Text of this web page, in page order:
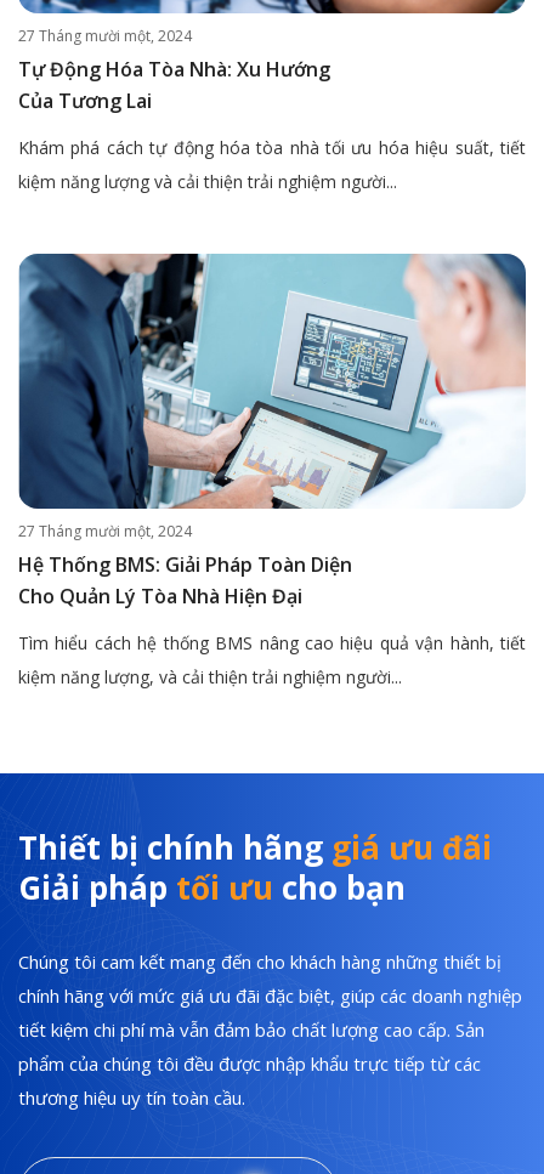
27 Tháng mười một, 2024
Tự Động Hóa Tòa Nhà: Xu Hướng
Của Tương Lai
Khám phá cách tự động hóa tòa nhà tối ưu hóa hiệu suất, tiết
kiệm năng lượng và cải thiện trải nghiệm người...
27 Tháng mười một, 2024
Hệ Thống BMS: Giải Pháp Toàn Diện
Cho Quản Lý Tòa Nhà Hiện Đại
Tìm hiểu cách hệ thống BMS nâng cao hiệu quả vận hành, tiết
kiệm năng lượng, và cải thiện trải nghiệm người...
Thiết bị chính hãng giá ưu đãi
Giải pháp tối ưu cho bạn
Chúng tôi cam kết mang đến cho khách hàng những thiết bị
chính hãng với mức giá ưu đãi đặc biệt, giúp các doanh nghiệp
tiết kiệm chi phí mà vẫn đảm bảo chất lượng cao cấp. Sản
phẩm của chúng tôi đều được nhập khẩu trực tiếp từ các
thương hiệu uy tín toàn cầu.